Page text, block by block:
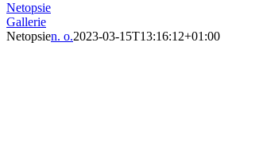
Netopsie
Gallerie
Netopsien. o.2023-03-15T13:16:12+01:00